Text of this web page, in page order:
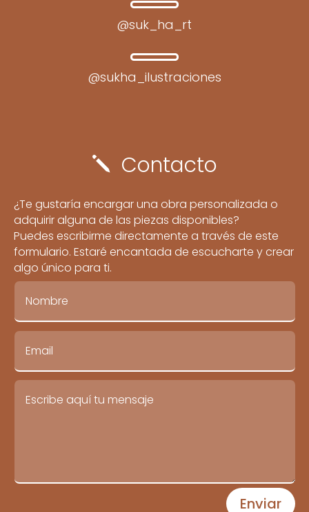
@suk_ha_rt
@sukha_ilustraciones
j Contacto
¿Te gustaría encargar una obra personalizada o
adquirir alguna de las piezas disponibles?
Puedes escribirme directamente a través de este
formulario. Estaré encantada de escucharte y crear
algo único para ti.
Enviar